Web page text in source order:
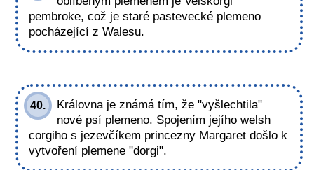
pembroke, což je staré pastevecké plemeno
pocházející z Walesu.
40.
Královna je známá tím, že "vyšlechtila"
nové psí plemeno. Spojením jejího welsh
corgiho s jezevčíkem princezny Margaret došlo k
vytvoření plemene "dorgi".